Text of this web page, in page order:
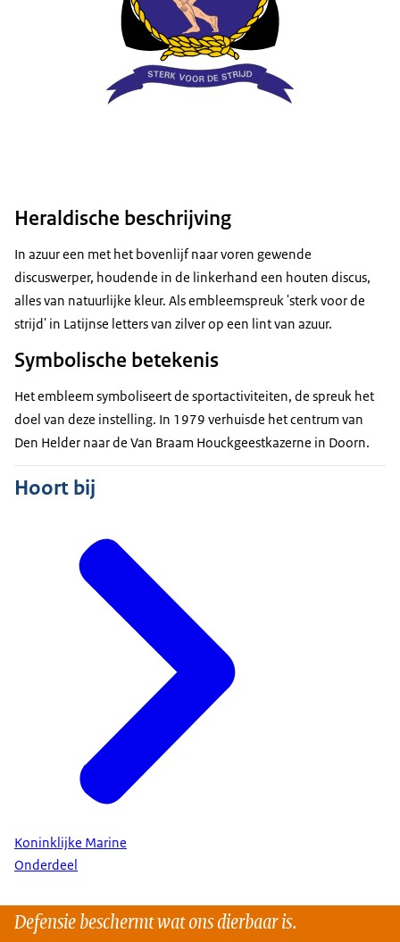
Heraldische beschrijving
In azuur een met het bovenlijf naar voren gewende
discuswerper, houdende in de linkerhand een houten discus,
alles van natuurlijke kleur. Als embleemspreuk 'sterk voor de
strijd' in Latijnse letters van zilver op een lint van azuur.
Symbolische betekenis
Het embleem symboliseert de sportactiviteiten, de spreuk het
doel van deze instelling. In 1979 verhuisde het centrum van
Den Helder naar de Van Braam Houckgeestkazerne in Doorn.
Hoort bij
Koninklijke Marine
Onderdeel
Defensie beschermt wat ons dierbaar is.